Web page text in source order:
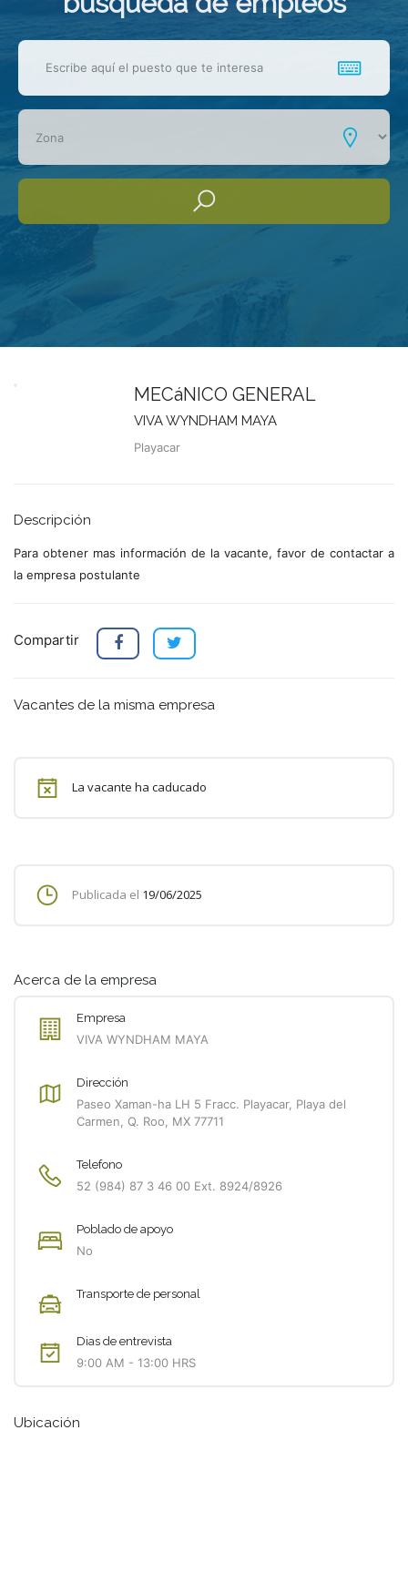
MECáNICO GENERAL
VIVA WYNDHAM MAYA
Playacar
Descripción
Para obtener mas información de la vacante, favor de contactar a
la empresa postulante
Compartir
Vacantes de la misma empresa
La vacante ha caducado
Publicada el 19/06/2025
Acerca de la empresa
Empresa
VIVA WYNDHAM MAYA
Dirección
Paseo Xaman-ha LH 5 Fracc. Playacar, Playa del
Carmen, Q. Roo, MX 77711
Telefono
52 (984) 87 3 46 00 Ext. 8924/8926
Poblado de apoyo
No
Transporte de personal
Dias de entrevista
9:00 AM - 13:00 HRS
Ubicación